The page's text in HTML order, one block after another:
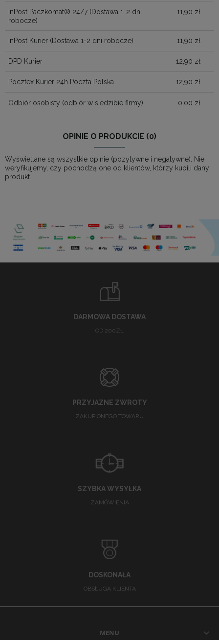
InPost Paczkomat® 24/7 (Dostawa 1-2 dni
robocze)
11,90 zł
InPost Kurier (Dostawa 1-2 dni robocze) 11,90 zł
DPD Kurier 12,90 zł
Pocztex Kurier 24h Poczta Polska 12,90 zł
Odbiór osobisty (odbiór w siedzibie firmy) 0,00 zł
OPINIE O PRODUKCIE (0)
Wyświetlane są wszystkie opinie (pozytywne i negatywne). Nie
weryfikujemy, czy pochodzą one od klientów, którzy kupili dany
produkt.
DARMOWA DOSTAWA
OD 200ZŁ
PRZYJAZNE ZWROTY
ZAKUPIONEGO TOWARU
SZYBKA WYSYŁKA
ZAMÓWIENIA
DOSKONAŁA
OBSŁUGA KLIENTA
MENU